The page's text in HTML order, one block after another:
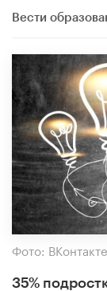
Вести
Фото: ВКонтакте
35%